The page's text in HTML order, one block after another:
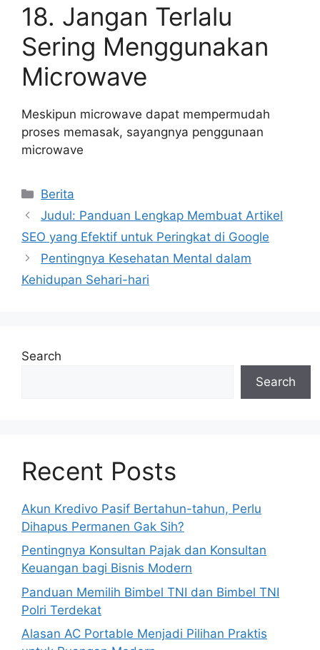
18. Jangan Terlalu
Sering Menggunakan
Microwave
Meskipun microwave dapat mempermudah
proses memasak, sayangnya penggunaan
microwave
Categories
Berita
Judul: Panduan Lengkap Membuat Artikel
SEO yang Efektif untuk Peringkat di Google
Pentingnya Kesehatan Mental dalam
Kehidupan Sehari-hari
Search
Search
Recent Posts
Akun Kredivo Pasif Bertahun-tahun, Perlu
Dihapus Permanen Gak Sih?
Pentingnya Konsultan Pajak dan Konsultan
Keuangan bagi Bisnis Modern
Panduan Memilih Bimbel TNI dan Bimbel TNI
Polri Terdekat
Alasan AC Portable Menjadi Pilihan Praktis